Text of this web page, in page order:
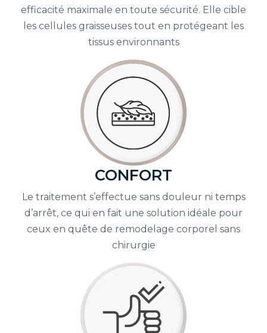
efficacité maximale en toute sécurité. Elle cible
les cellules graisseuses tout en protégeant les
tissus environnants
CONFORT
Le traitement s’effectue sans douleur ni temps
d’arrêt, ce qui en fait une solution idéale pour
ceux en quête de remodelage corporel sans
chirurgie